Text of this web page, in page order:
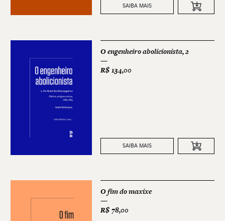
SAIBA MAIS
O engenheiro abolicionista, 2
R$ 134,00
SAIBA MAIS
O fim do maxixe
R$ 78,00